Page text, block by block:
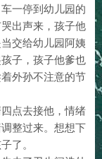
一停到幼儿园的
出声来，孩子他
交给幼儿园阿姨
子，孩子他爹也
外孙不注意的节
点去接他，情绪
整过来。想想下
了。